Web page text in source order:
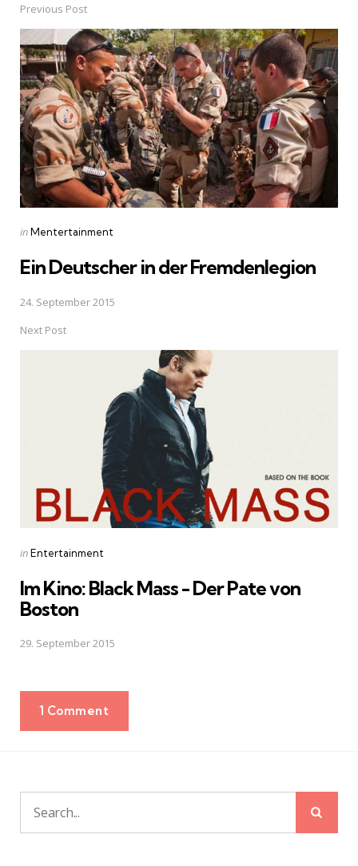
Post
navigation
Previous Post
Posted
inMentertainment
Ein Deutscher in der Fremdenlegion
24. September 2015
Next Post
Posted
inEntertainment
Im Kino: Black Mass - Der Pate von
Boston
29. September 2015
1 Comment
Search
for: